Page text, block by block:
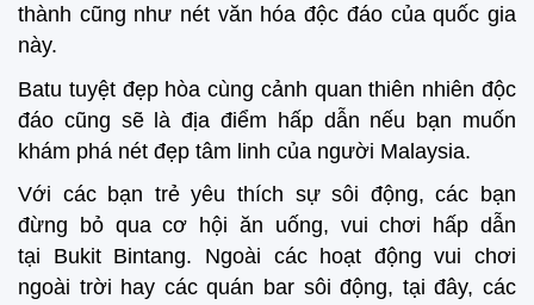
thành cũng như nét văn hóa độc đáo của quốc gia
này.
Batu tuyệt đẹp hòa cùng cảnh quan thiên nhiên độc
đáo cũng sẽ là địa điểm hấp dẫn nếu bạn muốn
khám phá nét đẹp tâm linh của người Malaysia.
Với các bạn trẻ yêu thích sự sôi động, các bạn
đừng bỏ qua cơ hội ăn uống, vui chơi hấp dẫn
tại Bukit Bintang. Ngoài các hoạt động vui chơi
ngoài trời hay các quán bar sôi động, tại đây, các